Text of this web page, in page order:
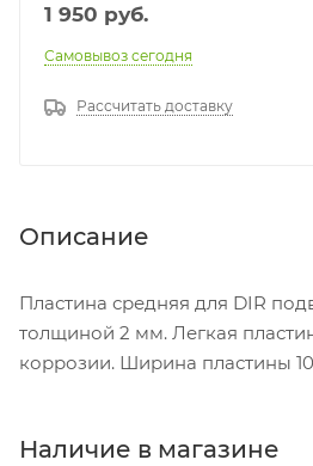
1 950 руб.
Самовывоз сегодня
Рассчитать доставку
Описание
Пластина средняя для DIR
толщиной 2 мм. Легкая
коррозии. Ширина пластины
Наличие в магазине